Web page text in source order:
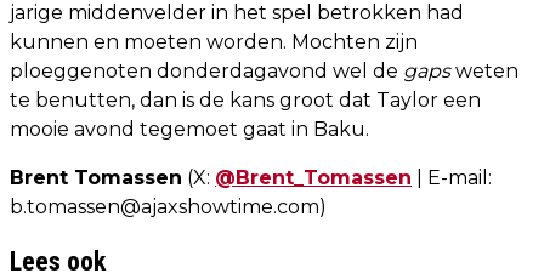
jarige middenvelder in het spel betrokken had
kunnen en moeten worden. Mochten zijn
ploeggenoten donderdagavond wel de gapsweten
te benutten, dan is de kans groot dat Taylor een
mooie avond tegemoet gaat in Baku.
Brent Tomassen (X: @Brent_Tomassen | E-mail:
b.tomassen@ajaxshowtime.com)
Lees ook